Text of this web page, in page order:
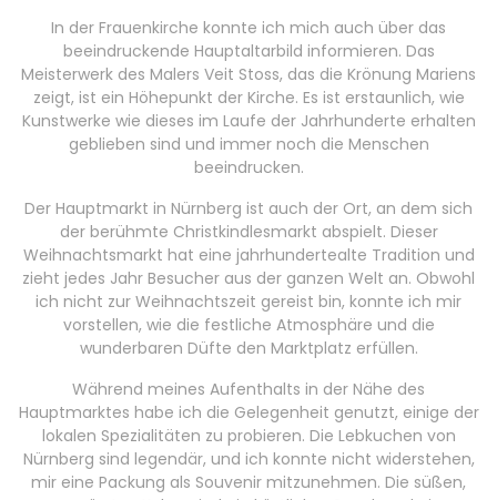
In der Frauenkirche konnte ich mich auch über das
beeindruckende Hauptaltarbild informieren. Das
Meisterwerk des Malers Veit Stoss, das die Krönung Mariens
zeigt, ist ein Höhepunkt der Kirche. Es ist erstaunlich, wie
Kunstwerke wie dieses im Laufe der Jahrhunderte erhalten
geblieben sind und immer noch die Menschen
beeindrucken.
Der Hauptmarkt in Nürnberg ist auch der Ort, an dem sich
der berühmte Christkindlesmarkt abspielt. Dieser
Weihnachtsmarkt hat eine jahrhundertealte Tradition und
zieht jedes Jahr Besucher aus der ganzen Welt an. Obwohl
ich nicht zur Weihnachtszeit gereist bin, konnte ich mir
vorstellen, wie die festliche Atmosphäre und die
wunderbaren Düfte den Marktplatz erfüllen.
Während meines Aufenthalts in der Nähe des
Hauptmarktes habe ich die Gelegenheit genutzt, einige der
lokalen Spezialitäten zu probieren. Die Lebkuchen von
Nürnberg sind legendär, und ich konnte nicht widerstehen,
mir eine Packung als Souvenir mitzunehmen. Die süßen,